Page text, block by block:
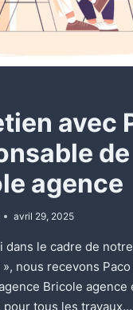
avec
de
agence
avril 29, 2025
dans le cadre de
nous recevons
Bricole agence
tous les travaux…